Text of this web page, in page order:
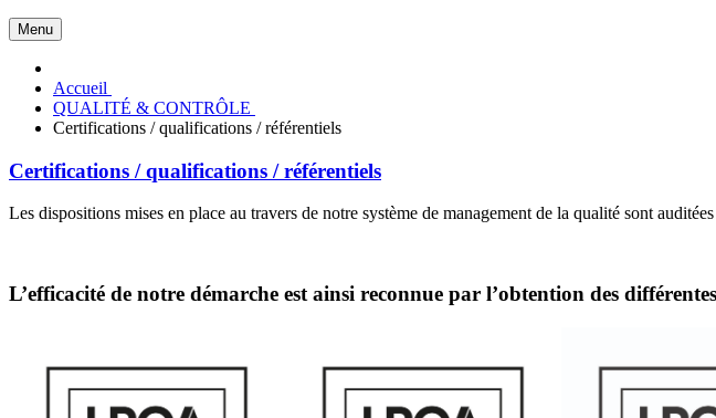
Menu
Accueil
QUALITÉ & CONTRÔLE
Certifications / qualifications / référentiels
Certifications / qualifications / référentiels
Les dispositions mises en place au travers de notre système de management de la qualité sont
L’efficacité de notre démarche est ainsi reconnue par l’obtention des